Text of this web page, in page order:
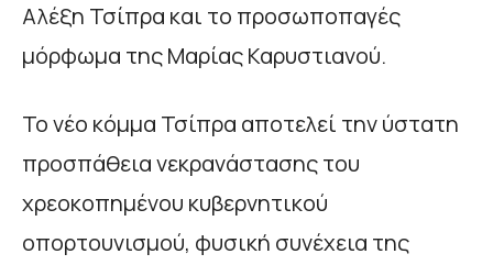
Αλέξη Τσίπρα και το προσωποπαγές
μόρφωμα της Μαρίας Καρυστιανού.
Το νέο κόμμα Τσίπρα αποτελεί την ύστατη
προσπάθεια νεκρανάστασης του
χρεοκοπημένου κυβερνητικού
οπορτουνισμού, φυσική συνέχεια της